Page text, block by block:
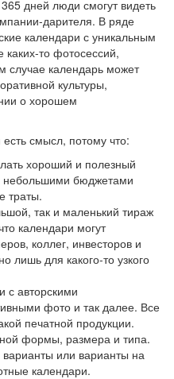
дней люди смогут видеть
дарителя. В ряде
календари с уникальным
то фотосессий,
случае календарь может
культуры,
о хорошем
смысл, потому что:
хороший и полезный
небольшими бюджетами
траты.
так и маленький тираж
календари могут
коллег, инвесторов и
лишь для какого-то узкого
с авторскими
фото и так далее. Все
печатной продукции.
формы, размера и типа.
или варианты на
календари.